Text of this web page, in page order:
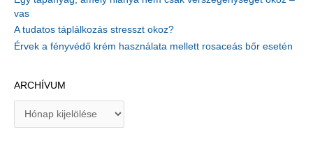
vas
A tudatos táplálkozás stresszt okoz?
Érvek a fényvédő krém használata mellett rosaceás bőr esetén
ARCHÍVUM